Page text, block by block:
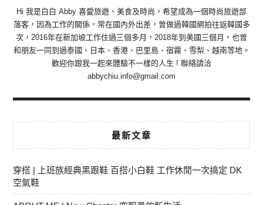
Hi 我是白白 Abby 喜愛旅遊、美食及時尚，希望成為一個時尚旅遊部
落客，因為工作的關係，常在國內外出差，曾做過韓國網拍往返韓國多
次，2016年在新加坡工作住過三個多月，2018年到美國三個月，也曾
和朋友一同到過泰國、日本、香港、巴里島、宿霧、雪梨、越南等地。
歡迎你跟我一起來體驗不一樣的人生 ! 聯絡請洽
abbychiu.info@gmail.com
最新文章
穿搭 | 上班族經典黑跟鞋 百搭小白鞋 工作休閒一次搞定 DK
空氣鞋